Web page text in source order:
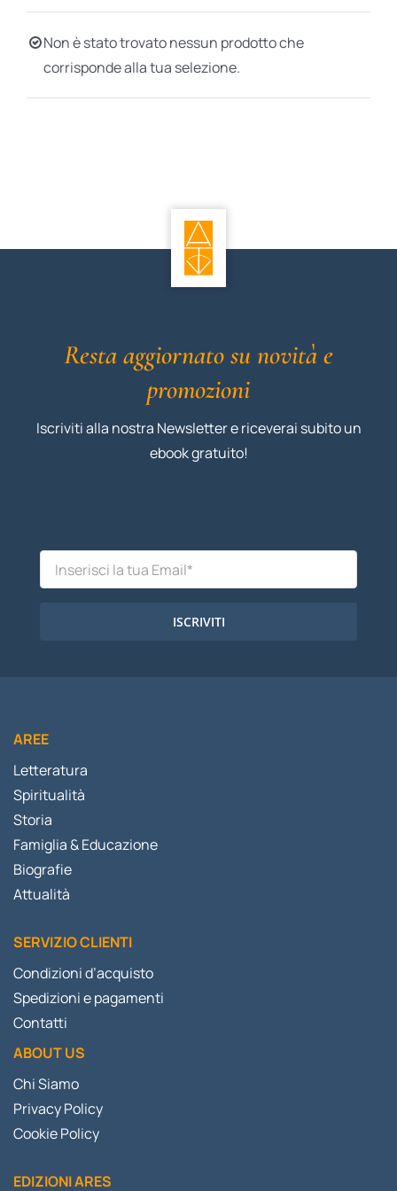
BIOGRAFIE
ATTUALITÀ
Non è stato trovato nessun prodotto che
corrisponde alla tua selezione.
Resta aggiornato su novità e
promozioni
Iscriviti alla nostra Newsletter e riceverai subito un
ebook gratuito!
ISCRIVITI
AREE
Letteratura
Spiritualità
Storia
Famiglia & Educazione
Biografie
Attualità
SERVIZIO CLIENTI
Condizioni d’acquisto
Spedizioni e pagamenti
Contatti
ABOUT US
Chi Siamo
Privacy Policy
Cookie Policy
EDIZIONI ARES